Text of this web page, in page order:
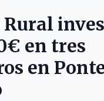
en tres
en